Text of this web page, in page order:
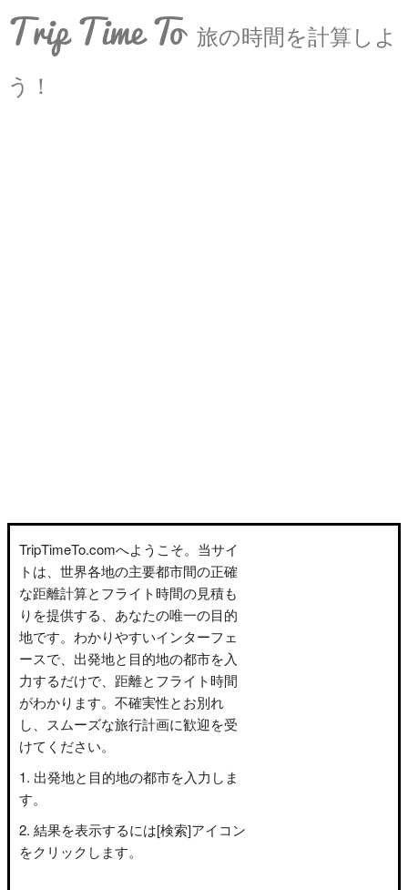
Trip Time To 旅の時間を計算しよ
う！
TripTimeTo.comへようこそ。当サイ
トは、世界各地の主要都市間の正確
な距離計算とフライト時間の見積も
りを提供する、あなたの唯一の目的
地です。わかりやすいインターフェ
ースで、出発地と目的地の都市を入
力するだけで、距離とフライト時間
がわかります。不確実性とお別れ
し、スムーズな旅行計画に歓迎を受
けてください。
出発地と目的地の都市を入力しま
す。
結果を表示するには[検索]アイコン
をクリックします。